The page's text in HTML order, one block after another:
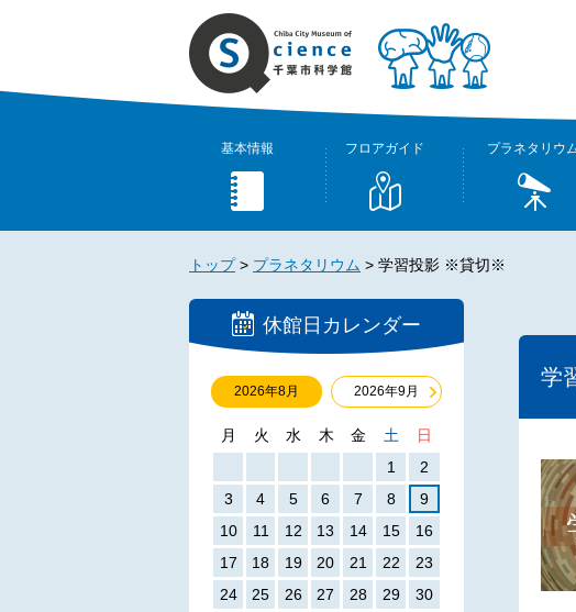
基本情報 フロアガイド プラネタリウ
トップ> プラネタリウム > 学習投影 ※貸切※
休館日カレンダー
2026年8月 2026年9月
月 火 水 木 金 土
日
1
2
3
4 5 6 7 8
9
10
11 12 13 14 15
16
17
18 19 20 21 22
23
24
25 26 27 28 29
30
学